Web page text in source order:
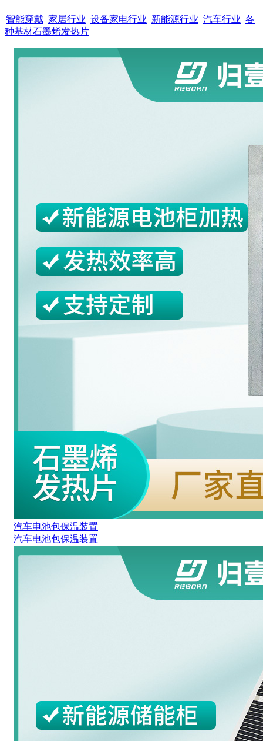
智能穿戴 家居行业 设备家电行业 新能源行业 汽车行业 各
种基材石墨烯发热片
汽车电池包保温装置
汽车电池包保温装置